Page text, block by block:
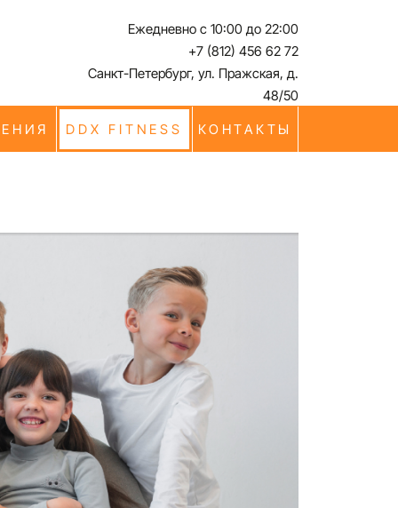
Ежедневно с 10:00 до 22:00
+7 (812) 456 62 72
Санкт-Петербург, ул. Пражская, д.
48/50
DDX FITNESS КОНТАКТЫ